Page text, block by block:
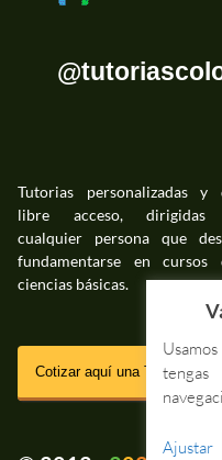
Tutorias personalizadas y
libre acceso,
cualquier persona que
fundamentarse en cursos
ciencias básicas.
Cotizar aquí una Tutoria Web
Ajustar